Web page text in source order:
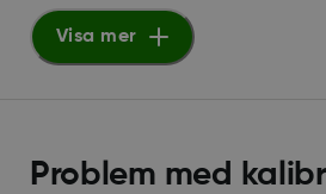
Visa mer
Problem med